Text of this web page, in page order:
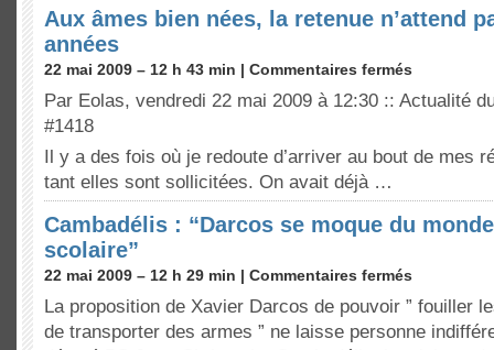
Aux âmes bien nées, la retenue n’attend
années
22 mai 2009 – 12 h 43 min | Commentaires fermés
Par Eolas, vendredi 22 mai 2009 à 12:30 :: Actualité
#1418
Il y a des fois où je redoute d’arriver au bout de mes
tant elles sont sollicitées. On avait déjà …
Cambadélis : “Darcos se moque du
scolaire”
22 mai 2009 – 12 h 29 min | Commentaires fermés
La proposition de Xavier Darcos de pouvoir ” fouiller
de transporter des armes ” ne laisse personne